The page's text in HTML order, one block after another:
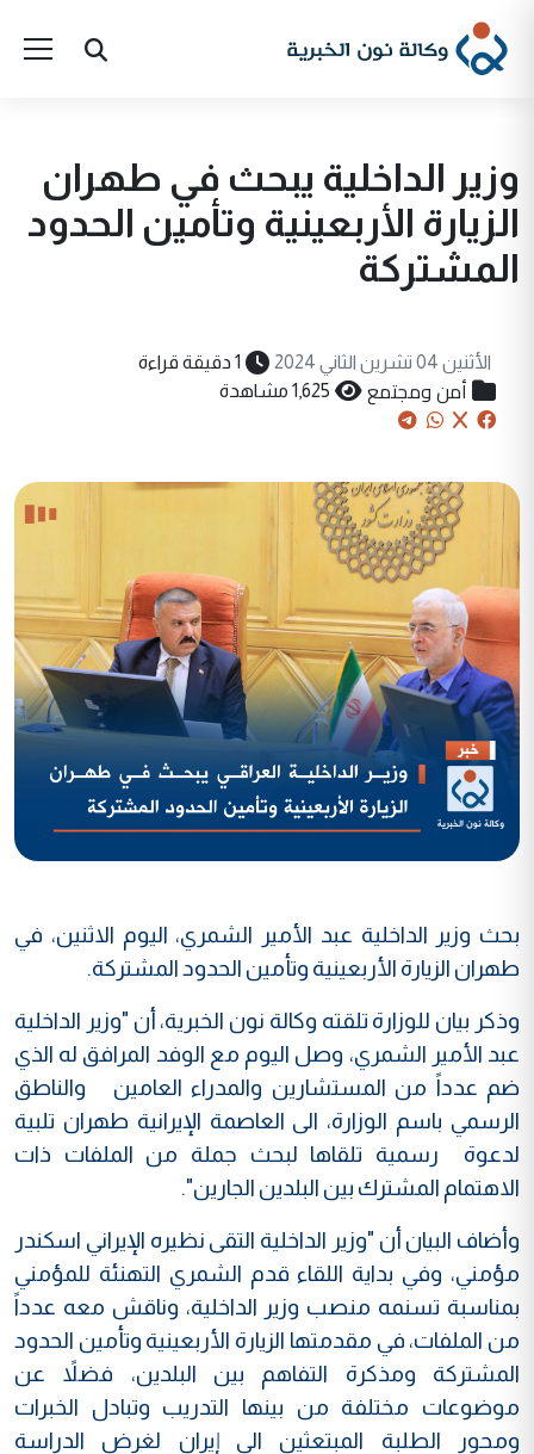
وزير الداخلية يبحث في طهران
الزيارة الأربعينية وتأمين الحدود
المشتركة
الأثنين 04 تشرين الثاني 2024 1 دقيقة قراءة
أمن ومجتمع 1,625 مشاهدة
بحث وزير الداخلية عبد الأمير الشمري، اليوم الاثنين، في
طهران الزيارة الأربعينية وتأمين الحدود المشتركة.
وذكر بيان للوزارة تلقته وكالة نون الخبرية، أن "وزير الداخلية
عبد الأمير الشمري، وصل اليوم مع الوفد المرافق له الذي
ضم عدداً من المستشارين والمدراء العامين والناطق
الرسمي باسم الوزارة، الى العاصمة الإيرانية طهران تلبية
لدعوة رسمية تلقاها لبحث جملة من الملفات ذات
الاهتمام المشترك بين البلدين الجارين".
وأضاف البيان أن "وزير الداخلية التقى نظيره الإيراني اسكندر
مؤمني، وفي بداية اللقاء قدم الشمري التهنئة للمؤمني
بمناسبة تسنمه منصب وزير الداخلية، وناقش معه عدداً
من الملفات، في مقدمتها الزيارة الأربعينية وتأمين الحدود
المشتركة ومذكرة التفاهم بين البلدين، فضلاً عن
موضوعات مختلفة من بينها التدريب وتبادل الخبرات
ومحور الطلبة المبتعثين الى إيران لغرض الدراسة